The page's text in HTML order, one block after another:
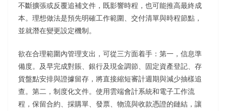
不斷擴張或反覆追補文件，既影響時程，也可能推高最終成
本。理想做法是預先明確工作範圍、交付清單與時程節點，
並就潛在變更設定機制。
欲在合理範圍內管理支出，可從三方面着手：第一，信息準
備度。及早完成對賬、銀行及現金調節、固定資產登記、存
貨盤點安排與證據留存，將直接縮短審計週期與減少抽樣追
查。第二，制度化文件。使用雲端會計系統和電子工作流
程，保留合約、採購單、發票、物流與收款憑證的鏈結，讓